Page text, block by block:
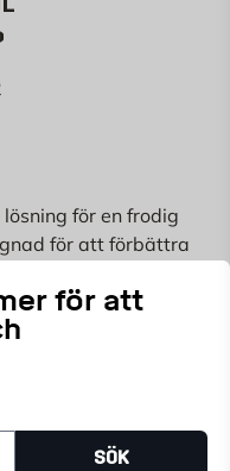
för att
SÖK
för en frodig
för att förbättra
tillväxt för gräset.